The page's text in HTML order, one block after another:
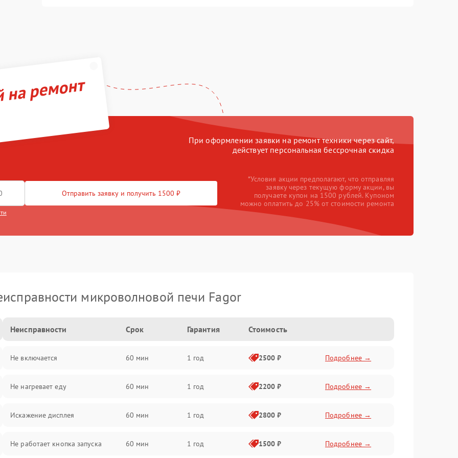
ремонт
При оформлении заявки на ремонт техники через сайт,
действует персональная бессрочная скидка
Отправить заявку и получить 1500 ₽
*Условия акции предполагают, что отправляя
заявку через текущую форму акции, вы
получаете купон на 1500 рублей. Купоном
можно оплатить до 25% от стоимости ремонта
микроволновой печи Fagor
Неисправности Срок Гарантия Стоимость
Не включается 60 мин 1 год 2500 ₽ Подробнее →
Не нагревает еду 60 мин 1 год 2200 ₽ Подробнее →
Искажение дисплея 60 мин 1 год 2800 ₽ Подробнее →
Не работает кнопка запуска 60 мин 1 год 1500 ₽ Подробнее →